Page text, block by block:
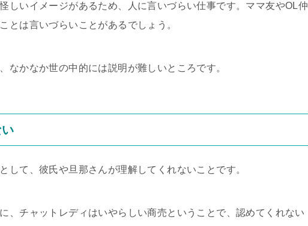
しいイメージがあるため、人に言いづらい仕事です。ママ友やOL仲
とは言いづらいことがあるでしょう。
なかなか世の中的には説明が難しいところです。
して、彼氏や旦那さんが理解してくれないことです。
、チャットレディはいやらしい商売ということで、認めてくれない